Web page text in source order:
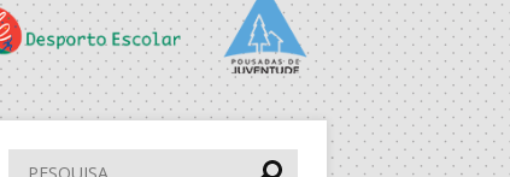
PAV. F. SÁ LEITE
ESC. BARTOLOMEU
Pesquisar